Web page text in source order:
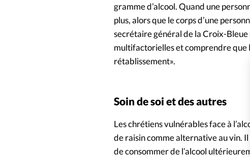
gramme d’alcool. Quand une
plus, alors que le corps d’une
secrétaire général de la Croix-Bleue
multifactorielles et comprendre que
rétablissement».
Soin de soi et des autres
Les chrétiens vulnérables face à
de raisin comme alternative au vin. Il
de consommer de l’alcool